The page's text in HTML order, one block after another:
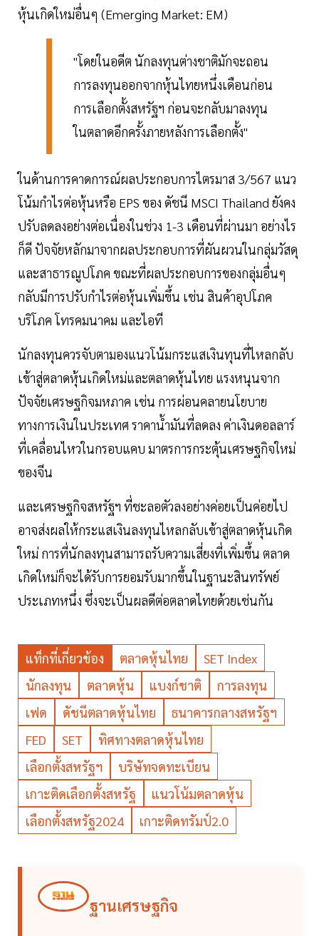
หุ้นเกิดใหม่อื่นๆ (Emerging Market: EM)
"โดยในอดีต นักลงทุนต่างชาติมักจะถอน
การลงทุนออกจากหุ้นไทยหนึ่งเดือนก่อน
การเลือกตั้งสหรัฐฯ ก่อนจะกลับมาลงทุน
ในตลาดอีกครั้งภายหลังการเลือกตั้ง"
ในด้านการคาดการณ์ผลประกอบการไตรมาส 3/567 แนว
โน้มกำไรต่อหุ้นหรือ EPS ของ ดัชนี MSCI Thailand ยังคง
ปรับลดลงอย่างต่อเนื่องในช่วง 1-3 เดือนที่ผ่านมา อย่างไร
ก็ดี ปัจจัยหลักมาจากผลประกอบการที่ผันผวนในกลุ่มวัสดุ
และสาธารณูปโภค ขณะที่ผลประกอบการของกลุ่มอื่นๆ
กลับมีการปรับกำไรต่อหุ้นเพิ่มขึ้น เช่น สินค้าอุปโภค
บริโภค โทรคมนาคม และไอที
นักลงทุนควรจับตามองแนวโน้มกระแสเงินทุนที่ไหลกลับ
เข้าสู่ตลาดหุ้นเกิดใหม่และตลาดหุ้นไทย แรงหนุนจาก
ปัจจัยเศรษฐกิจมหภาค เช่น การผ่อนคลายนโยบาย
ทางการเงินในประเทศ ราคาน้ำมันที่ลดลง ค่าเงินดอลลาร์
ที่เคลื่อนไหวในกรอบแคบ มาตรการกระตุ้นเศรษฐกิจใหม่
ของจีน
และเศรษฐกิจสหรัฐฯ ที่ชะลอตัวลงอย่างค่อยเป็นค่อยไป
อาจส่งผลให้กระแสเงินลงทุนไหลกลับเข้าสู่ตลาดหุ้นเกิด
ใหม่ การที่นักลงทุนสามารถรับความเสี่ยงที่เพิ่มขึ้น ตลาด
เกิดใหม่ก็จะได้รับการยอมรับมากขึ้นในฐานะสินทรัพย์
ประเภทหนึ่ง ซึ่งจะเป็นผลดีต่อตลาดไทยด้วยเช่นกัน
แท็กที่เกี่ยวข้อง ตลาดหุ้นไทย
SET Index
นักลงทุน
ตลาดหุ้น แบงก์ชาติ
การลงทุน
เฟด
ดัชนีตลาดหุ้นไทย
ธนาคารกลางสหรัฐฯ
FED
SET
ทิศทางตลาดหุ้นไทย
เลือกตั้งสหรัฐฯ
บริษัทจดทะเบียน
เกาะติดเลือกตั้งสหรัฐ
แนวโน้มตลาดหุ้น
เลือกตั้งสหรัฐ2024
เกาะติดทรัมป์2.0
ฐานเศรษฐกิจ